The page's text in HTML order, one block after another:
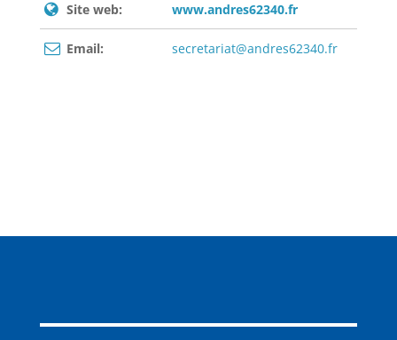
Site web: www.andres62340.fr
Email: secretariat@andres62340.fr